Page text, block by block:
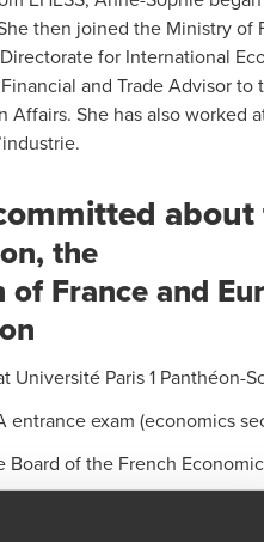
then joined the Ministry of
for International
and Trade Advisor to
Affairs. She has also worked
the
France and
Université Paris 1 Panthéon-
entrance exam (economics
Board of the French Economic